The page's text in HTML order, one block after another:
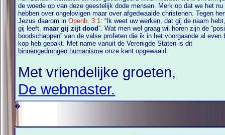
de woede op van deze geestelijk dode mensen. Merk op dat we het nu
hebben over ongelovigen maar over afgedwaalde christenen. Tegen hen zei
Jezus daarom inOpenb. 3:1: “Ik weet uw werken, dat gij de naam hebt, dat
gij leeft,maar gij zijt dood”. Wat men wel graag wil horen zijn de
boodschappen” van de valse profeten die ik in het voorgaande al even bij de
kop heb gepakt. Met name vanuit de Verenigde Staten is dit
binnengedrongen humanisme onze kant opgewaaid.
Met vriendelijke groeten,
De webmaster.
�